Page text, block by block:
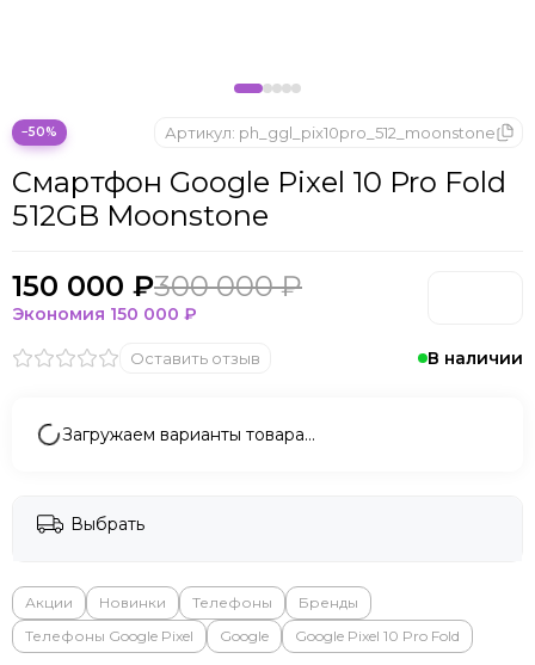
−50%
В наличии
Смартфон Google Pixel 10 Pro Fold
512GB Moonstone
Артикул: ph_ggl_pix10pro_512_moonstone
Оставить отзыв
150 000 ₽300 000 ₽
Экономия 150 000 ₽
Загружаем варианты товара…
Выбрать
Акции Новинки Телефоны
Бренды
Телефоны Google Pixel
Google Google Pixel 10 Pro Fold